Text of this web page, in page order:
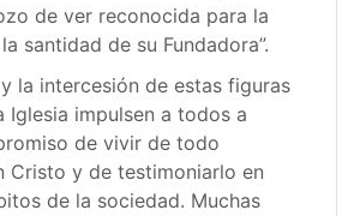
de ver reconocida para la
santidad de su Fundadora”.
la intercesión de estas figuras
Iglesia impulsen a todos a
de vivir de todo
Cristo y de testimoniarlo en
de la sociedad. Muchas